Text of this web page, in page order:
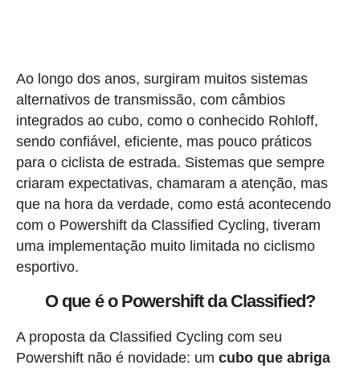
Ao longo dos anos, surgiram muitos sistemas
alternativos de transmissão, com câmbios
integrados ao cubo, como o conhecido Rohloff,
sendo confiável, eficiente, mas pouco práticos
para o ciclista de estrada. Sistemas que sempre
criaram expectativas, chamaram a atenção, mas
que na hora da verdade, como está acontecendo
com o Powershift da Classified Cycling, tiveram
uma implementação muito limitada no ciclismo
esportivo.
O que é o Powershift da Classified?
A proposta da Classified Cycling com seu
Powershift não é novidade: um cubo que abriga